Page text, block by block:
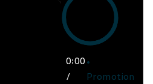
0:00
/
Promotion